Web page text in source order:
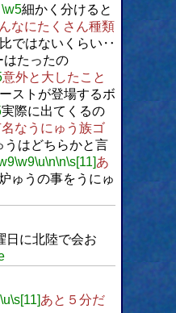
\w5細かく分けると
なにたくさん種類
ではないくらい‥
はたったの
意外と大したこと
ストが登場するボ
実際に出てくるの
なうにゅう族ゴ
うはどちらかと言
\w9\u\n\n\s[11]あ
ゅうの事をうにゅ
日に北陸で会お
\u\s[11]あと５分だ